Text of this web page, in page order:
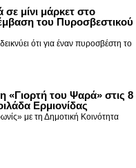
μίνι μάρκετ στο
του Πυροσβεστικού
ότι για έναν πυροσβέστη το
«Γιορτή του Ψαρά» στις 8
Ερμιονίδας
με τη Δημοτική Κοινότητα